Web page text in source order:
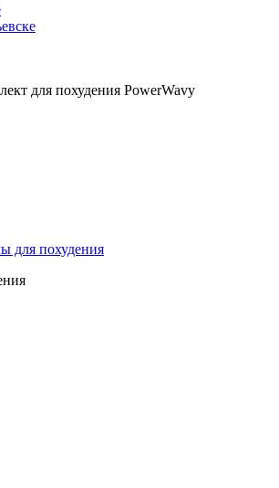
для похудения PowerWavy
для похудения